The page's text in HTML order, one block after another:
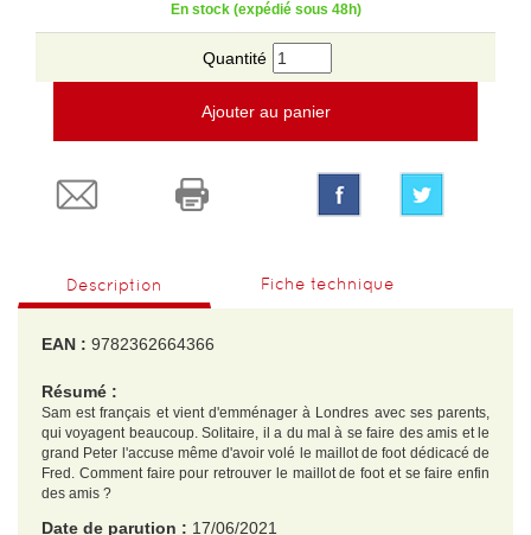
En stock (expédié sous 48h)
Quantité
Ajouter au panier
Description Fiche technique
EAN : 9782362664366
Résumé :
Sam est français et vient d'emménager à Londres avec ses parents,
qui voyagent beaucoup. Solitaire, il a du mal à se faire des amis et le
grand Peter l'accuse même d'avoir volé le maillot de foot dédicacé de
Fred. Comment faire pour retrouver le maillot de foot et se faire enfin
des amis ?
Date de parution : 17/06/2021